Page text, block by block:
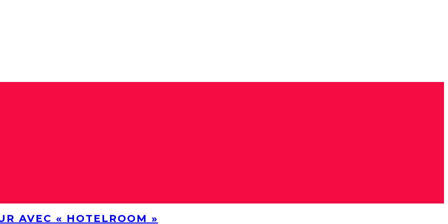
AVEC « HOTELROOM »